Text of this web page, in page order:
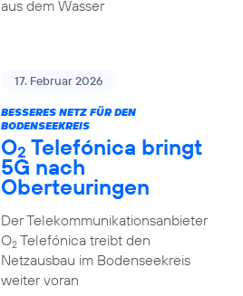
aus dem Wasser
17. Februar 2026
BESSERES NETZ FÜR DEN
BODENSEEKREIS
O2 Telefónica bringt
5G nach
Oberteuringen
Der Telekommunikationsanbieter
O2Telefónica treibt den
Netzausbau im Bodenseekreis
weiter voran